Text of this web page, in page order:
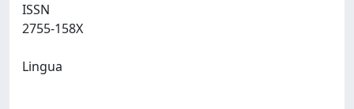
ISSN
Lingua